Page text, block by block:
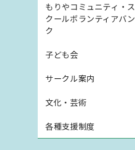
もりやコミュニティ・ス
クールボランティアバン
ク
子ども会
サークル案内
文化・芸術
各種支援制度